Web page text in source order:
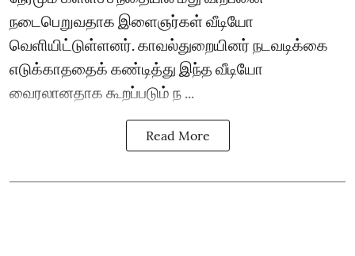
நடைபெறுவதாக இளைஞர்கள் வீடியோ
வெளியிட்டுள்ளனர். காவல்துறையினர் நடவடிக்கை
எடுக்காததைக் கண்டித்து இந்த வீடியோ
வைரலானதாக கூறப்படும் ந ...
Read More